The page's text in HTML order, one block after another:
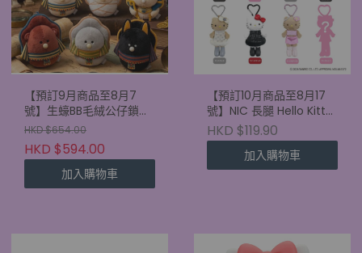
【預訂9月商品至8月7
號】生蠔BB毛絨公仔鎖匙
扣 古埃及盲盒 (原盒6款)
HKD $654.00
HKD $594.00
加入購物車
【預訂10月商品至8月17
號】NIC 長腿 Hello Kitty
盲盒 mini 版 (單盒)
HKD $119.90
加入購物車